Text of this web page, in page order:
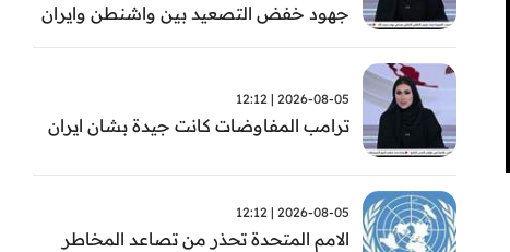
جهود خفض التصعيد بين واشنطن وايران
2026-08-05 | 12:12
ترامب المفاوضات كانت جيدة بشان ايران
2026-08-05 | 12:12
الامم المتحدة تحذر من تصاعد المخاطر